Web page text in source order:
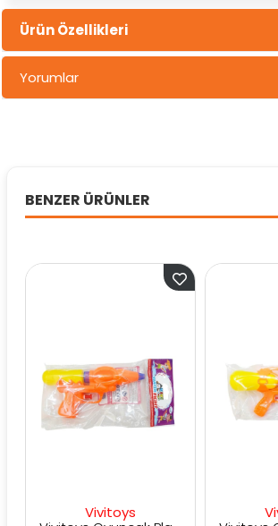
Ürün Özellikleri
Yorumlar
BENZER ÜRÜNLER
Vivitoys
Vivitoys